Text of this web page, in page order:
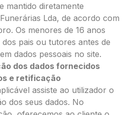
adicionais
(Paypal)
mantido diretamente
Lda, de acordo com
Os menores de 16 anos
pais ou tutores antes de
dados pessoais no site.
dos dados fornecidos
e retificação
assiste ao utilizador o
dos seus dados. No